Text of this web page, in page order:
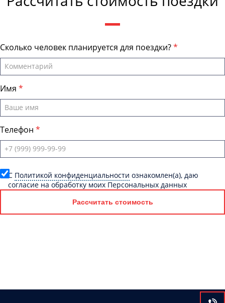
Сколько человек планируется для поездки?
Имя
Телефон
C Политикой конфиденциальности ознакомлен(а), даю
согласие на обработку моих Персональных данных
Рассчитать стоимость